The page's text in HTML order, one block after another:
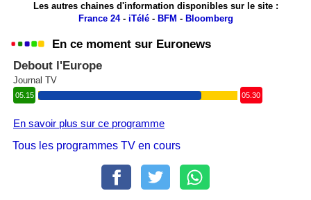
Les autres chaines d'information disponibles sur le site :
France 24- iTélé- BFM - Bloomberg
En ce moment sur Euronews
Debout l'Europe
Journal TV
05.15 05.30
En savoir plus sur ce programme
Tous les programmes TV en cours